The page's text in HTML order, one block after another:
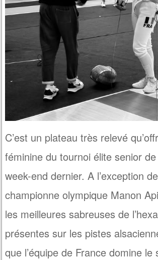
C’est un plateau très relevé
féminine du tournoi élite senior
week-end dernier. A l’exception
championne olympique Manon
les meilleures sabreuses de
présentes sur les pistes
que l’équipe de France domine le